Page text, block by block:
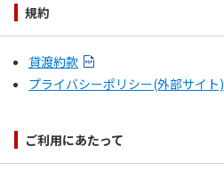
規約
貸渡約款
プライバシーポリシー(外部サイト)
ご利用にあたって